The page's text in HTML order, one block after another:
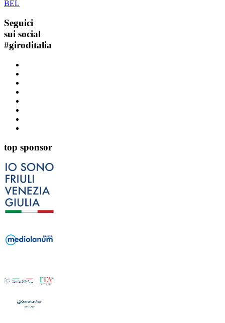
BEL
Seguici
sui social
#giroditalia
top sponsor